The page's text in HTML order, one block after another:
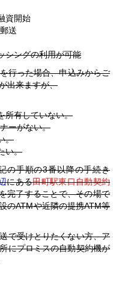
資開始
送
シングの利用が可能
行った場合、申込みからご
出来ますが、
所有していない。
ーがない。
。
い。
の手順の3番以降の手続き
にある田町駅東口自動契約
完了することで、その場で
のATMや近隣の提携ATM等
で受けとりたくない方、ア
にプロミスの自動契約機が